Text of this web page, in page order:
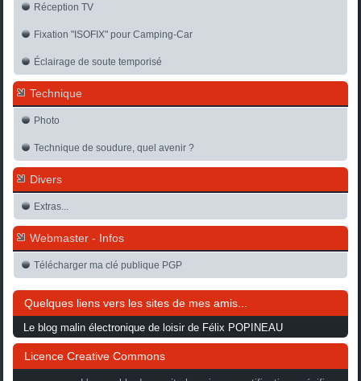
Réception TV
Fixation "ISOFIX" pour Camping-Car
Éclairage de soute temporisé
Technique
Photo
Technique de soudure, quel avenir ?
Divers
Extras...
Webmaster - Infos
Télécharger ma clé publique PGP
Quelques liens vers les sites de mes amis...
Le blog malin électronique de loisir de Félix POPINEAU
Licence Creative Commons